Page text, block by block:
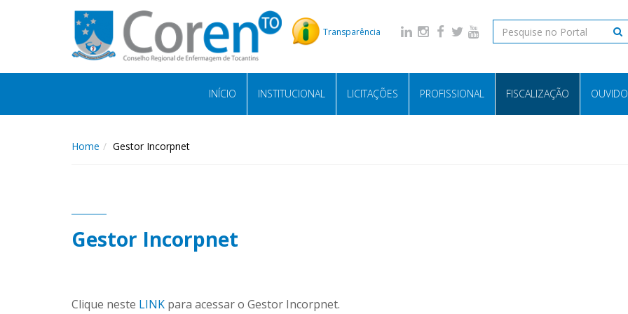
Transparência
INÍCIO INSTITUCIONAL LICITAÇÕES PROFISSIONAL FISCALIZAÇÃO
Home Gestor Incorpnet
Gestor Incorpnet
Clique neste LINK para acessar o Gestor Incorpnet.